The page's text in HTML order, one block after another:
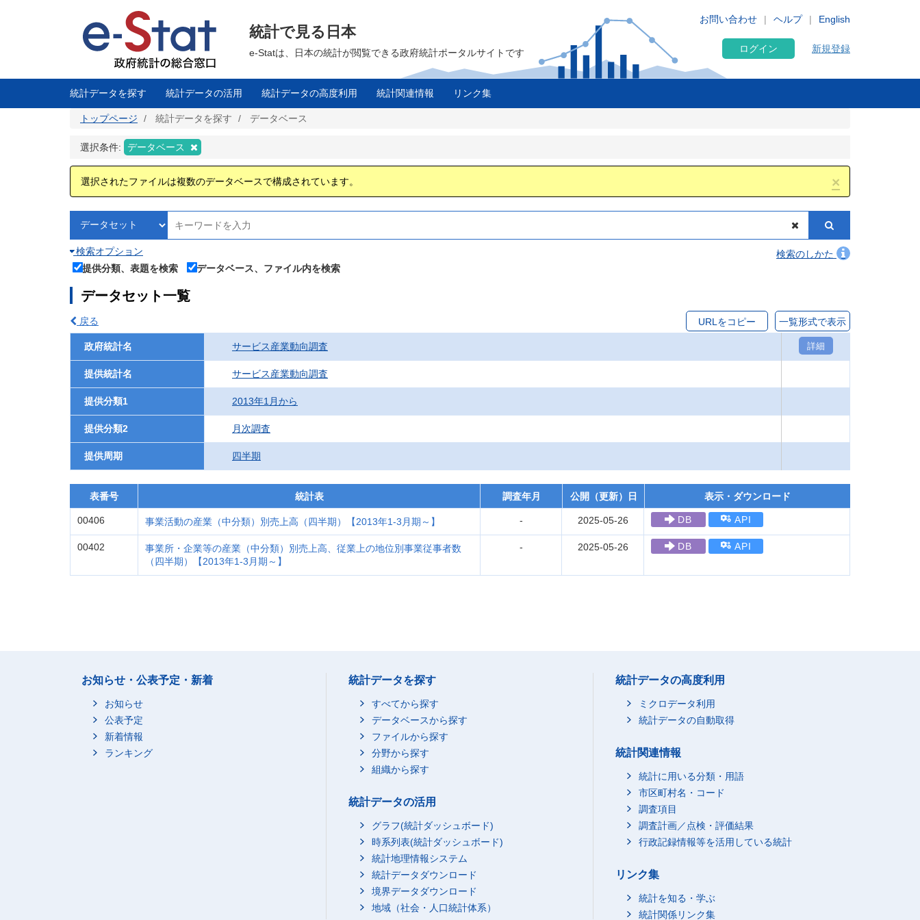
に
English
お問い合わせ ヘルプ
統計で見る日本
e-Statは、日本の統計が閲覧できる政府統計ポータルサイトです ログイン 新規登録
統計データを探す 統計データの活用 統計データの高度利用 統計関連情報 リンク集
トップページ 統計データを探す データベース
選択条件: データベース
×
選択されたファイルは複数のデータベースで構成されています。
検索オプション
検索のしかた
提供分類、表題を検索
データベース、ファイル内を検索
データセット一覧
戻る URLをコピー 一覧形式で表示
政府統計名 サービス産業動向調査 詳細
提供統計名 サービス産業動向調査
提供分類1 2013年1月から
提供分類2 月次調査
提供周期 四半期
表番号 統計表 調査年月 公開（更新）日 表示・ダウンロード
00406 事業活動の産業（中分類）別売上高（四半期）【2013年1-3月期～】 - 2025-05-26 DB API
00402
事業所・企業等の産業（中分類）別売上高、従業上の地位別事業従事者数
（四半期）【2013年1-3月期～】
- 2025-05-26 DB API
お知らせ・公表予定・新着
お知らせ
公表予定
新着情報
ランキング
統計データを探す
すべてから探す
データベースから探す
ファイルから探す
分野から探す
組織から探す
統計データの活用
グラフ(統計ダッシュボード)
時系列表(統計ダッシュボード)
統計地理情報システム
統計データダウンロード
境界データダウンロード
地域（社会・人口統計体系）
統計データの高度利用
ミクロデータ利用
統計データの自動取得
統計関連情報
統計に用いる分類・用語
市区町村名・コード
調査項目
調査計画／点検・評価結果
行政記録情報等を活用している統計
リンク集
統計を知る・学ぶ
統計関係リンク集